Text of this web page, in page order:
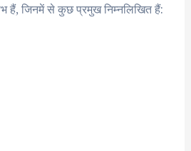
हैं, जिनमें से कुछ प्रमुख निम्नलिखित हैं: